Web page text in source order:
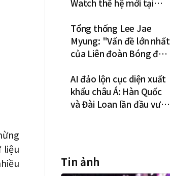
liệu
Watch thế hệ mới tại
triệu đơn đặt trước
Tổng thống Lee Jae
Myung: "Vấn đề lớn nhất
của Liên đoàn Bóng đá
dân chủ và tình trạng
nắm quyền quá lâu"
AI đảo lộn cục diện xuất
khẩu châu Á: Hàn Quốc
và Đài Loan lần đầu vượt
Tin ảnh